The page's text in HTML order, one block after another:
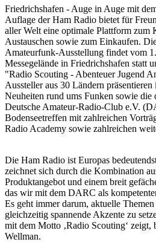
Friedrichshafen - Auge in Auge mit
Auflage der Ham Radio bietet für
aller Welt eine optimale Plattform zum
Austauschen sowie zum Einkaufen.
Amateurfunk-Ausstellung findet vom
Messegelände in Friedrichshafen statt
"Radio Scouting - Abenteuer Jugend
Aussteller aus 30 Ländern
Neuheiten rund ums Funken sowie
Deutsche Amateur-Radio-Club e.V.
Bodenseetreffen mit zahlreichen
Radio Academy sowie zahlreichen
Die Ham Radio ist Europas
zeichnet sich durch die Kombination
Produktangebot und einem breit
das wir mit dem DARC als
Es geht immer darum, aktuelle
gleichzeitig spannende Akzente zu
mit dem Motto ‚Radio Scouting‘ zeigt,
Wellman.